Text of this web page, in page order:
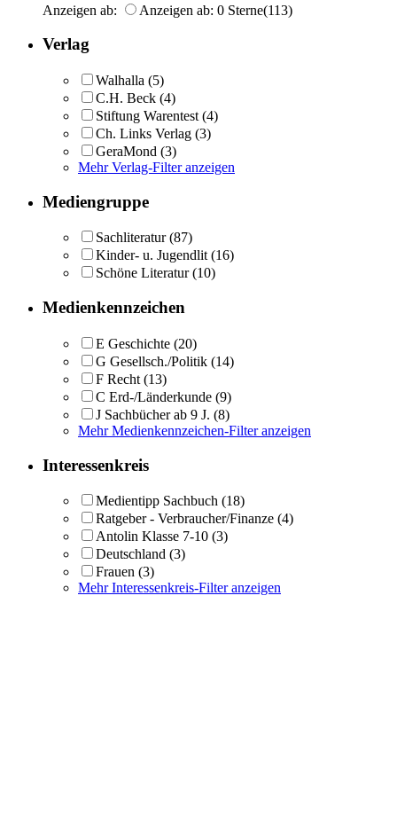
Anzeigen ab: Anzeigen ab: 0 Sterne(113)
Verlag
Walhalla (5)
C.H. Beck (4)
Stiftung Warentest (4)
Ch. Links Verlag (3)
GeraMond (3)
Mehr Verlag-Filter anzeigen
Mediengruppe
Sachliteratur (87)
Kinder- u. Jugendlit (16)
Schöne Literatur (10)
Medienkennzeichen
E Geschichte (20)
G Gesellsch./Politik (14)
F Recht (13)
C Erd-/Länderkunde (9)
J Sachbücher ab 9 J. (8)
Mehr Medienkennzeichen-Filter anzeigen
Interessenkreis
Medientipp Sachbuch (18)
Ratgeber - Verbraucher/Finanze (4)
Antolin Klasse 7-10 (3)
Deutschland (3)
Frauen (3)
Mehr Interessenkreis-Filter anzeigen